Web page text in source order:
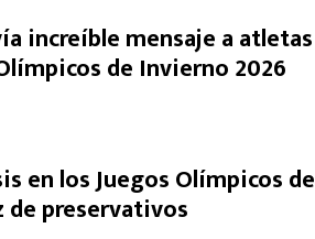
increíble mensaje a atletas
de Invierno 2026
en los Juegos Olímpicos de
de preservativos